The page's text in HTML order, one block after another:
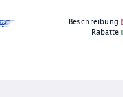
Beschreibung
Rabatte